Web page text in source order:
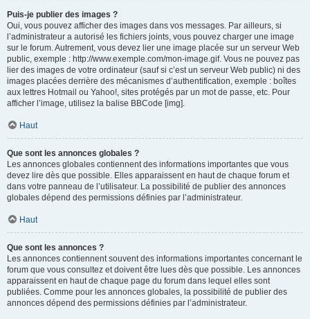
Puis-je publier des images ?
Oui, vous pouvez afficher des images dans vos messages. Par ailleurs, si
l’administrateur a autorisé les fichiers joints, vous pouvez charger une image
sur le forum. Autrement, vous devez lier une image placée sur un serveur Web
public, exemple : http://www.exemple.com/mon-image.gif. Vous ne pouvez pas
lier des images de votre ordinateur (sauf si c’est un serveur Web public) ni des
images placées derrière des mécanismes d’authentification, exemple : boîtes
aux lettres Hotmail ou Yahoo!, sites protégés par un mot de passe, etc. Pour
afficher l’image, utilisez la balise BBCode [img].
Haut
Que sont les annonces globales ?
Les annonces globales contiennent des informations importantes que vous
devez lire dès que possible. Elles apparaissent en haut de chaque forum et
dans votre panneau de l’utilisateur. La possibilité de publier des annonces
globales dépend des permissions définies par l’administrateur.
Haut
Que sont les annonces ?
Les annonces contiennent souvent des informations importantes concernant le
forum que vous consultez et doivent être lues dès que possible. Les annonces
apparaissent en haut de chaque page du forum dans lequel elles sont
publiées. Comme pour les annonces globales, la possibilité de publier des
annonces dépend des permissions définies par l’administrateur.